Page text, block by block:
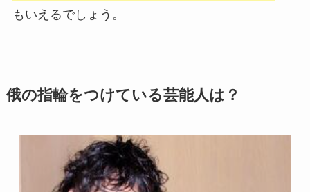
もいえるでしょう。
俄の指輪をつけている芸能人は？